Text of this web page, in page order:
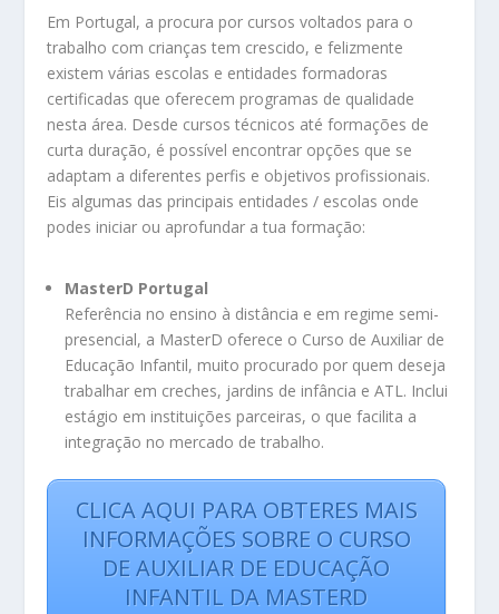
Em Portugal, a procura por cursos voltados para o
trabalho com crianças tem crescido, e felizmente
existem várias escolas e entidades formadoras
certificadas que oferecem programas de qualidade
nesta área. Desde cursos técnicos até formações de
curta duração, é possível encontrar opções que se
adaptam a diferentes perfis e objetivos profissionais.
Eis algumas das principais entidades / escolas onde
podes iniciar ou aprofundar a tua formação:
MasterD Portugal
Referência no ensino à distância e em regime semi-
presencial, a MasterD oferece o Curso de Auxiliar de
Educação Infantil, muito procurado por quem deseja
trabalhar em creches, jardins de infância e ATL. Inclui
estágio em instituições parceiras, o que facilita a
integração no mercado de trabalho.
CLICA AQUI PARA OBTERES MAIS
INFORMAÇÕES SOBRE O CURSO
DE AUXILIAR DE EDUCAÇÃO
INFANTIL DA MASTERD